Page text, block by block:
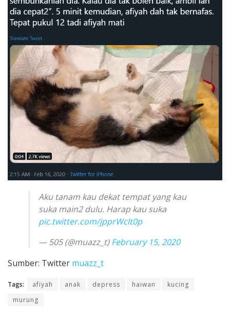
Aku tanam kau dekat tempat yang kau
suka main2 dulu. Harap kau suka
pic.twitter.com/jpprWclt0p
— 505 (@muazz_t)February 15, 2020
Sumber: Twitter muazz_t
Tags: afiyah anak depress haiwan
kucing
murung